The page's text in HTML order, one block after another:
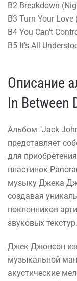
B2 Breakdown
B3 Turn Your
B4 You Can't
B5 It's All
Описание
In Between
Альбом "Jack
представляет
для
пластинок
музыку Джека
создавая
поклонников
звуковых текстур.
Джек Джонсон
музыкальной
акустические